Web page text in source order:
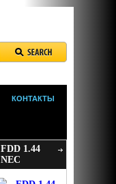
КОНТАКТЫ
FDD 1.44
NEC